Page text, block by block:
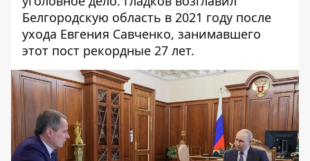
Белгородскую область в 2021 году после
ухода Евгения Савченко, занимавшего
этот пост рекордные 27 лет.